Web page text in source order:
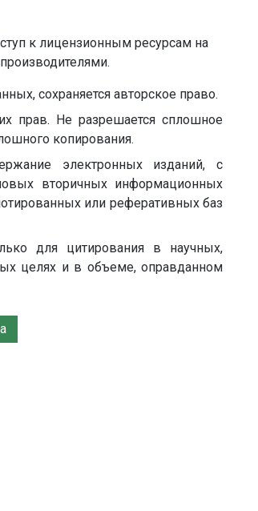
к лицензионным ресурсам на
сохраняется авторское право.
прав. Не разрешается сплошное
копирования.
электронных изданий, с
вторичных информационных
или реферативных баз
для цитирования в научных,
целях и в объеме, оправданном